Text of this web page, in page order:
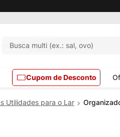
Busca multi (ex.: sal, ovo)
Cupom de Desconto
Utilidades para o Lar